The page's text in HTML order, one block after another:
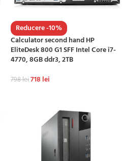
Reducere -10%
Calculator second hand HP
EliteDesk 800 G1 SFF Intel Core i7-
4770, 8GB ddr3, 2TB
798lei718 lei